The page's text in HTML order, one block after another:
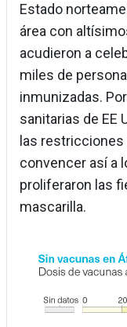
Estado
área con
acudieron a
miles de
inmunizadas.
sanitarias de EE
las
convencer así a
proliferaron las
mascarilla.